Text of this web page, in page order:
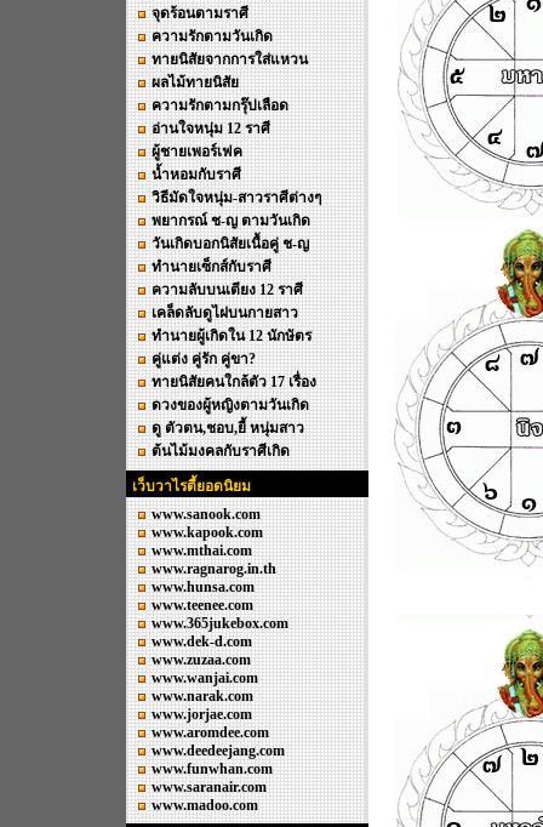
จุดร้อนตามราศี
ความรักตามวันเกิด
ทายนิสัยจากการใส่แหวน
ผลไม้ทายนิสัย
ความรักตามกรุ๊ปเลือด
อ่านใจหนุ่ม 12 ราศี
ผู้ชายเพอร์เฟค
น้ำหอมกับราศี
วิธีมัดใจหนุ่ม-สาวราศีต่างๆ
พยากรณ์ ช-ญ ตามวันเกิด
วันเกิดบอกนิสัยเนื้อคู่ ช-ญ
ทำนายเซ็กส์กับราศี
ความลับบนเตียง 12 ราศี
เคล็ดลับดูไฝบนกายสาว
ทำนายผู้เกิดใน 12 นักษัตร
คู่แต่ง คู่รัก คู่ขา?
ทายนิสัยคนใกล้ตัว 17 เรื่อง
ดวงของผู้หญิงตามวันเกิด
ดู ตัวตน,ชอบ,ยี้ หนุ่มสาว
ต้นไม้มงคลกับราศีเกิด
เว็บวาไรตี้ยอดนิยม
www.sanook.com
www.kapook.com
www.mthai.com
www.ragnarog.in.th
www.hunsa.com
www.teenee.com
www.365jukebox.com
www.dek-d.com
www.zuzaa.com
www.wanjai.com
www.narak.com
www.jorjae.com
www.aromdee.com
www.deedeejang.com
www.funwhan.com
www.saranair.com
www.madoo.com